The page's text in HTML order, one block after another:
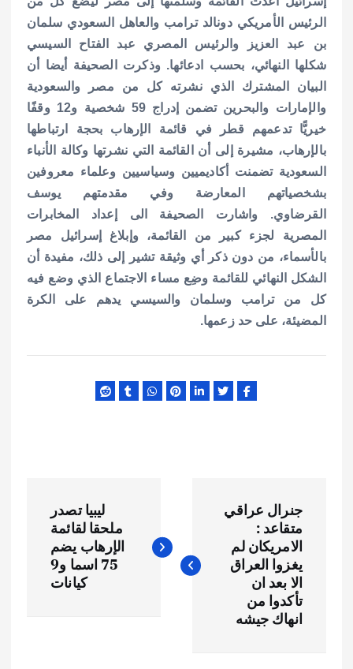
الرئيس الأمريكي دونالد ترامب والعاهل السعودي سلمان
بن عبد العزيز والرئيس المصري عبد الفتاح السيسي
شكلها النهائي، بحسب ادعائها. وذكرت الصحيفة أيضا أن
البيان المشترك الذي نشرته كل من مصر والسعودية
والإمارات والبحرين تضمن إدراج 59 شخصية و12 وقفًا
خيريًّا تدعمهم قطر في قائمة الإرهاب بحجة ارتباطها
بالإرهاب، مشيرة إلى أن القائمة التي نشرتها وكالة الأنباء
السعودية تضمنت أكاديميين وسياسيين وعلماء معروفين
بشخصياتهم المعارضة وفي مقدمتهم يوسف
القرضاوي. واشارت الصحيفة الى إعداد المخابرات
المصرية لجزء كبير من القائمة، وإبلاغ إسرائيل مصر
بالأسماء، من دون ذكر أي وثيقة تشير إلى ذلك، مفيدة أن
الشكل النهائي للقائمة وضِع مساء الاجتماع الذي وضع فيه
كل من ترامب وسلمان والسيسي يدهم على الكرة
المضيئة، على حد زعمها.
ص
جنرال عراقي
متقاعد :
الامريكان لم
يغزوا العراق
الا بعد ان
تأكدوا من
انهاك جيشه
ليبيا تصدر
ملحقا لقائمة
الإرهاب يضم
75 اسما و9
كيانات